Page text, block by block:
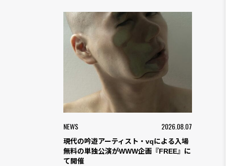
NEWS 2026.08.07
現代の吟遊アーティスト・vqによる入場
無料の単独公演がWWW企画『FREE』に
て開催